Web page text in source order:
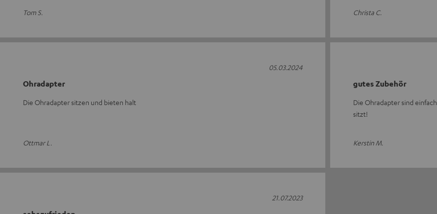
Tom S. Christa C.
Ohradapter
Die Ohradapter sitzen und bieten halt
Ottmar L.
05.03.2024
gutes Zubehör
Die Ohradapter sind
sitzt!
Kerstin M.
21.07.2023